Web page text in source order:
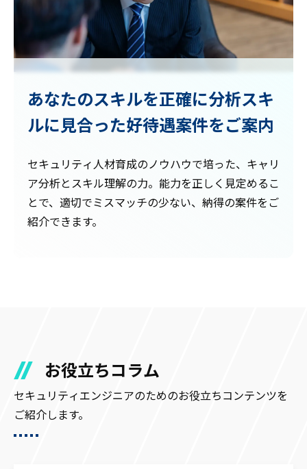
あなたのスキルを正確に分析スキ
ルに見合った好待遇案件をご案内
セキュリティ人材育成のノウハウで培った、キャリ
ア分析とスキル理解の力。能力を正しく見定めるこ
とで、適切でミスマッチの少ない、納得の案件をご
紹介できます。
お役立ちコラム
セキュリティエンジニアのためのお役立ちコンテンツを
ご紹介します。